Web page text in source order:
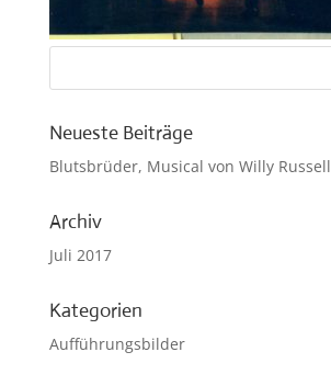
Neueste Beiträge
Blutsbrüder, Musical von Willy Russell
Archiv
Juli 2017
Kategorien
Aufführungsbilder